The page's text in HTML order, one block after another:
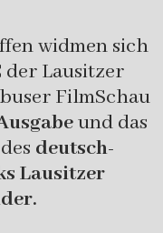
widmen sich
der Lausitzer
FilmSchau
und das
deutsch-
Lausitzer